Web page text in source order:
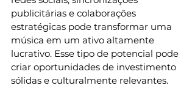
publicitárias e colaborações
estratégicas pode transformar uma
música em um ativo altamente
lucrativo. Esse tipo de potencial pode
criar oportunidades de investimento
sólidas e culturalmente relevantes.